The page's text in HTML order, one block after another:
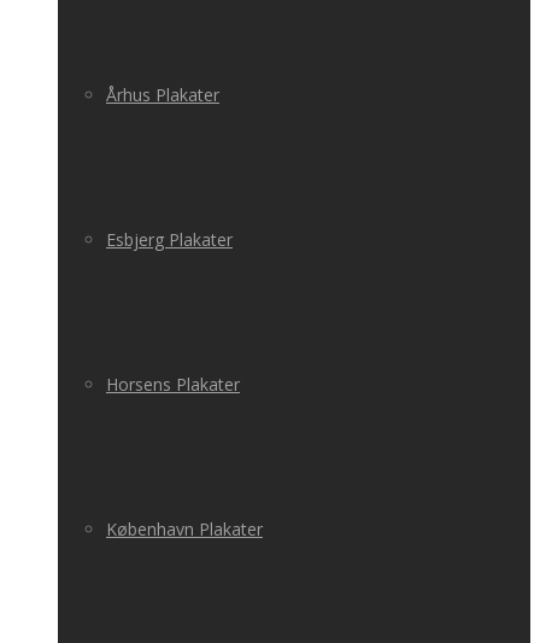
Århus Plakater
Esbjerg Plakater
Horsens Plakater
København Plakater